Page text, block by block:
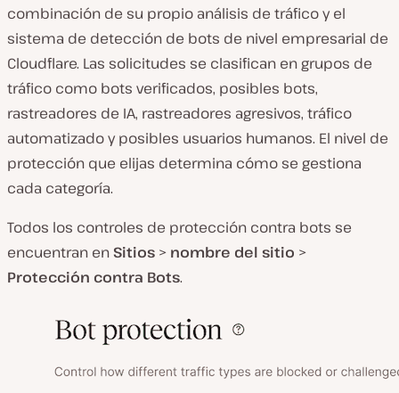
combinación de su propio análisis de tráfico y el
sistema de detección de bots de nivel empresarial de
Cloudflare. Las solicitudes se clasifican en grupos de
tráfico como bots verificados, posibles bots,
rastreadores de IA, rastreadores agresivos, tráfico
automatizado y posibles usuarios humanos. El nivel de
protección que elijas determina cómo se gestiona
cada categoría.
Todos los controles de protección contra bots se
encuentran en Sitios > nombre del sitio >
Protección contra Bots.